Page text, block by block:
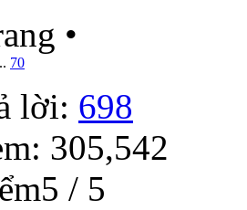
•
70
lời: 698
305,542
/ 5